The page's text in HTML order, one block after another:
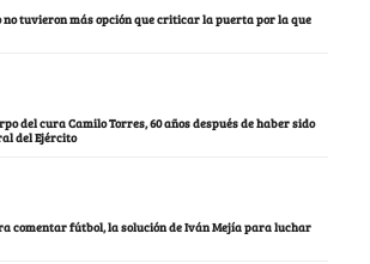
no tuvieron más opción que criticar la puerta por la que
del cura Camilo Torres, 60 años después de haber sido
del Ejército
comentar fútbol, la solución de Iván Mejía para luchar